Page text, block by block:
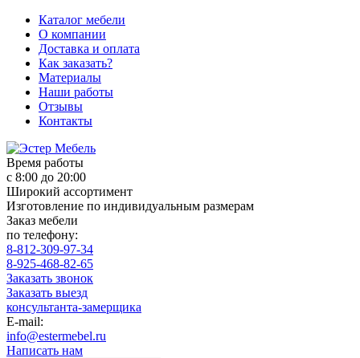
Каталог мебели
О компании
Доставка и оплата
Как заказать?
Материалы
Наши работы
Отзывы
Контакты
Время работы
с 8:00 до 20:00
Широкий ассортимент
Изготовление по индивидуальным размерам
Заказ мебели
по телефону:
8-812-309-97-34
8-925-468-82-65
Заказать звонок
Заказать выезд
консультанта-замерщика
E-mail:
info@estermebel.ru
Написать нам